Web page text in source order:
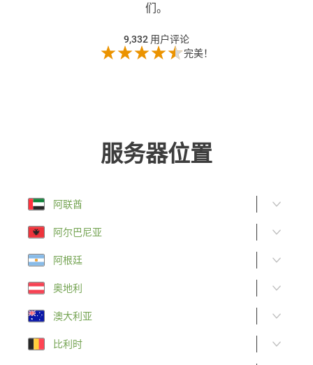
们。
9,332 用户评论
完美！
服务器位置
阿联酋
阿尔巴尼亚
阿根廷
奥地利
澳大利亚
比利时